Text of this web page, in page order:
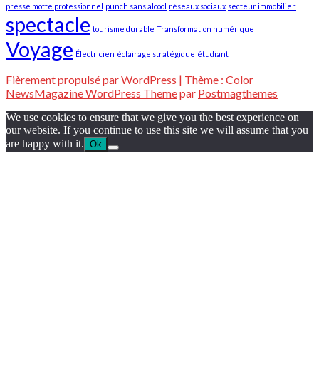
presse motte professionnel punch sans alcool réseaux sociaux secteur immobilier
spectacle tourisme durable Transformation numérique
Voyage Électricien éclairage stratégique étudiant
Fièrement propulsé par WordPress | Thème : Color
NewsMagazine WordPress Themepar Postmagthemes
We use cookies to ensure that we give you the best experience on
our website. If you continue to use this site we will assume that you
are happy with it. Ok